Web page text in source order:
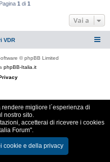
1 di 1
Vai a
VDR
© phpBB Limited
phpBB-Italia.it
migliore l´esperienza di
nostro sito.
accetterai di ricevere i cookies
Forum".
cookie e della privacy